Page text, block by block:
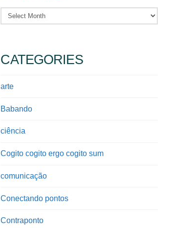
Archives
CATEGORIES
arte
Babando
ciência
Cogito cogito ergo cogito sum
comunicação
Conectando pontos
Contraponto